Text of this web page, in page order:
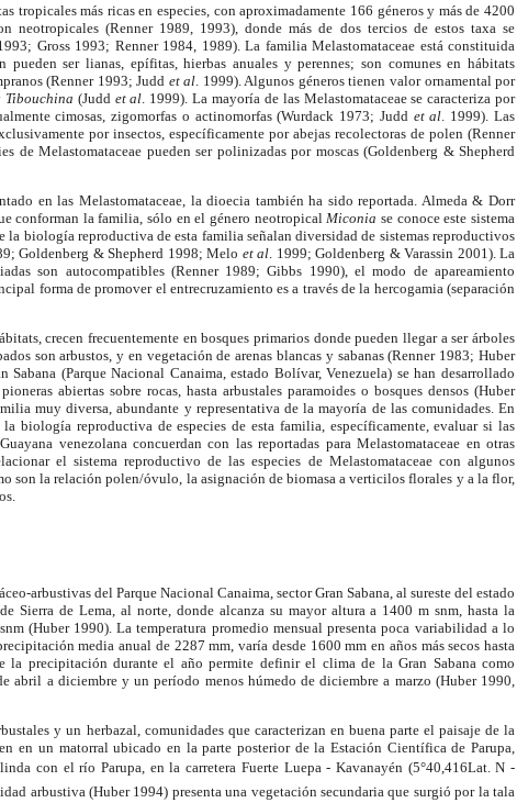
tropicales más ricas en especies, con aproximadamente 166 géneros y más de 4200
neotropicales (Renner 1989, 1993), donde más de dos tercios de estos taxa se
Gross 1993; Renner 1984, 1989). La familia Melastomataceae está constituida
pueden ser lianas, epífitas, hierbas anuales y perennes; son comunes en hábitats
(Renner 1993; Judd et al . 1999). Algunos géneros tienen valor ornamental por
Tibouchina (Judd et al . 1999). La mayoría de las Melastomataceae se caracteriza por
cimosas, zigomorfas o actinomorfas (Wurdack 1973; Judd et al . 1999). Las
por insectos, específicamente por abejas recolectoras de polen (Renner
de Melastomataceae pueden ser polinizadas por moscas (Goldenberg & Shepherd
en las Melastomataceae, la dioecia también ha sido reportada. Almeda & Dorr
conforman la familia, sólo en el género neotropical Miconiase conoce este sistema
la biología reproductiva de esta familia señalan diversidad de sistemas reproductivos
Goldenberg & Shepherd 1998; Melo et al . 1999; Goldenberg & Varassin 2001). La
son autocompatibles (Renner 1989; Gibbs 1990), el modo de apareamiento
forma de promover el entrecruzamiento es a través de la hercogamia (separación
crecen frecuentemente en bosques primarios donde pueden llegar a ser árboles
son arbustos, y en vegetación de arenas blancas y sabanas (Renner 1983; Huber
Sabana (Parque Nacional Canaima, estado Bolívar, Venezuela) se han desarrollado
abiertas sobre rocas, hasta arbustales paramoides o bosques densos (Huber
muy diversa, abundante y representativa de la mayoría de las comunidades. En
biología reproductiva de especies de esta familia, específicamente, evaluar si las
venezolana concuerdan con las reportadas para Melastomataceae en otras
el sistema reproductivo de las especies de Melastomataceae con algunos
son la relación polen/óvulo, la asignación de biomasa a verticilos florales y a la flor,
arbustivas del Parque Nacional Canaima, sector Gran Sabana, al sureste del estado
Sierra de Lema, al norte, donde alcanza su mayor altura a 1400 m snm, hasta la
snm (Huber 1990). La temperatura promedio mensual presenta poca variabilidad a lo
media anual de 2287 mm , varía desde 1600 mm en años más secos hasta
la precipitación durante el año permite definir el clima de la Gran Sabana como
abril a diciembre y un período menos húmedo de diciembre a marzo (Huber 1990,
y un herbazal, comunidades que caracterizan en buena parte el paisaje de la
en un matorral ubicado en la parte posterior dela Estación Científica de Parupa,
con el río Parupa, en la carretera Fuerte Luepa - Kavanayén (5°40,416Lat. N -
arbustiva (Huber 1994) presenta una vegetación secundaria que surgió por la tala